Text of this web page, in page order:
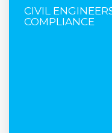
CIVIL
COMPLIANCE